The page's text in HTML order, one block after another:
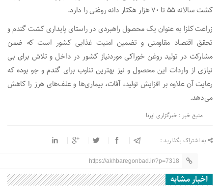
کشت سالانه ۵۵ تا ۷۰ هزار هکتار دانه روغنی را دارد.
زراعت کلزا به عنوان یک محصول راهبردی در راستای پایداری کشت گندم و
تحقق اقتصاد مقاومتی و تضمین امنیت غذایی کشور است که ضمن
مشارکت در تولید روغن خوراکی موردنیاز کشور در داخل و تلاش برای بی
نیازی از واردات این محصول و نیز بهترین تناوب برای گندم و جو بوده که
رعایت آن علاوه بر افزایش تولید، آفات، بیماری‌ها و علف‌های هرز را کاهش
می‌دهد.
منبع خبر : خبرگزاری ایرنا
به اشتراک بگذارید :
https://akhbaregonbad.ir/?p=7318
اخبار مشابه